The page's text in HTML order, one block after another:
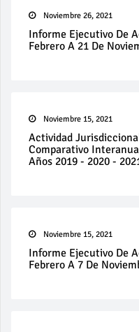
Noviembre 26, 2021
Informe Ejecutivo De
Febrero A 21 De
Noviembre 15, 2021
Actividad
Comparativo
Años 2019 - 2020 -
Noviembre 15, 2021
Informe Ejecutivo De
Febrero A 7 De